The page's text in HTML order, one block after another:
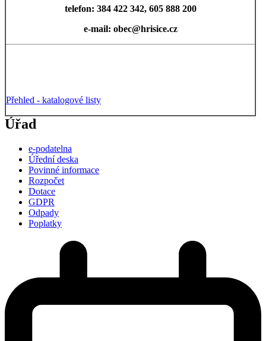
telefon: 384 422 342, 605 888 200
e-mail: obec@hrisice.cz
Přehled - katalogové listy
Úřad
e-podatelna
Úřední deska
Povinné informace
Rozpočet
Dotace
GDPR
Odpady
Poplatky